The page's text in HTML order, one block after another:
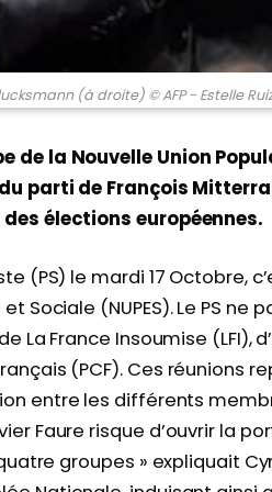
(à droite) © AFP - Estelle
de la Nouvelle Union
parti de François
élections européennes.
(PS) le mardi 17 Octobre,
Sociale (NUPES). Le PS ne
France Insoumise (LFI),
(PCF). Ces réunions
entre les différents
Faure risque d’ouvrir la
groupes » expliquait